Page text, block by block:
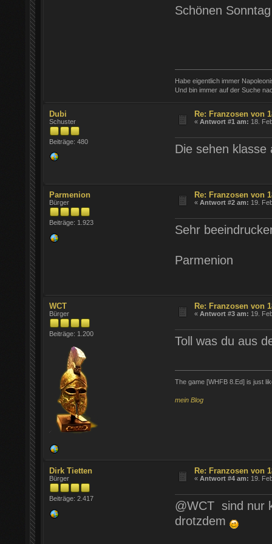
Schönen
Habe eigentlich immer
Und bin immer auf der Suche
Dubi
Schuster
Beiträge: 480
Re: Franzosen von
«Antwort #1 am: 18.
Die sehen klasse
Parmenion
Bürger
Beiträge: 1.923
Re: Franzosen von
«Antwort #2 am: 19.
Sehr
Parmenion
WCT
Bürger
Beiträge: 1.200
Re: Franzosen von
«Antwort #3 am: 19.
Toll was du aus
The game [WHFB 8.Ed] is just
mein Blog
Dirk Tietten
Bürger
Beiträge: 2.417
Re: Franzosen von
«Antwort #4 am: 19.
@WCT sind nur
drotzdem